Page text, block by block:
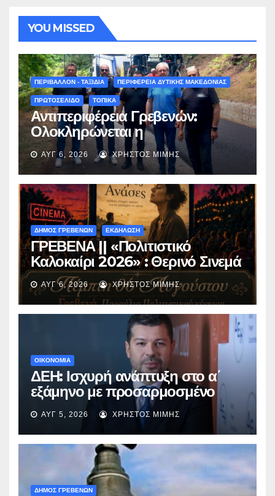
YOU MISSED
ΠΕΡΙΒΑΛΛΟΝ - ΤΑΞΙΔΙΑ ΠΕΡΙΦΕΡΕΙΑ ΔΥΤΙΚΗΣ ΜΑΚΕΔΟΝΙΑΣ
ΠΡΩΤΟΣΕΛΙΔΟ ΤΟΠΙΚΑ
Αντιπεριφέρεια Γρεβενών:
Ολοκληρώνεται η
ασφαλτόστρωση της οδού
Περιβόλι – Αβδέλλα
ΑΥΓ 6, 2026 ΧΡΉΣΤΟΣ ΜΊΜΗΣ
ΔΗΜΟΣ ΓΡΕΒΕΝΩΝ ΕΚΔΗΛΩΣΗ
ΓΡΕΒΕΝΑ || «Πολιτιστικό
Καλοκαίρι 2026» : Θερινό Σινεμά
με την βραβευμένη ταινία
«Μικρές Ανάσες».
ΑΥΓ 6, 2026 ΧΡΉΣΤΟΣ ΜΊΜΗΣ
ΟΙΚΟΝΟΜΙΑ
ΔΕΗ: Ισχυρή ανάπτυξη στο α΄
εξάμηνο με προσαρμοσμένο
EBITDA στα €1,2 δισ.
ΑΥΓ 5, 2026 ΧΡΉΣΤΟΣ ΜΊΜΗΣ
ΔΗΜΟΣ ΓΡΕΒΕΝΩΝ